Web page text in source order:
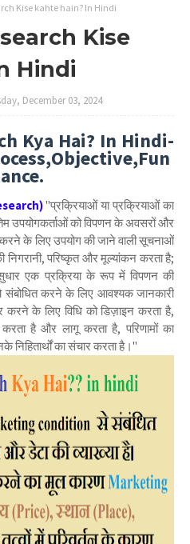
Kise kahte hain? In Hindi
Kise
Hindi
December 03, 2024
Kya Hai? In Hindi-
"प्रक्रियाओं या प्रक्रियाओं का
उपयोगकर्ताओं को विपणन के अवसरों और
के लिए उपयोग की जाने वाली सूचनाओं
निगरानी, परिष्कृत और मूल्यांकन करता है;
एक प्रक्रिया के रूप में विपणन की
संबोधित करने के लिए आवश्यक जानकारी
करने के लिए विधि को डिज़ाइन करता है,
करता है और लागू करता है, परिणामों का
निहितार्थों का संचार करता है।"